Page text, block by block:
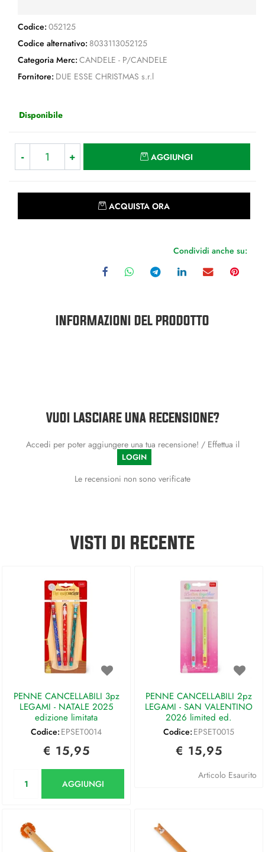
Codice: 052125
Codice alternativo: 8033113052125
Categoria Merc: CANDELE - P/CANDELE
Fornitore: DUE ESSE CHRISTMAS s.r.l
Disponibile
AGGIUNGI
ACQUISTA ORA
Condividi anche su:
INFORMAZIONI DEL PRODOTTO
VUOI LASCIARE UNA RECENSIONE?
Accedi per poter aggiungere una tua recensione! / Effettua il
LOGIN
Le recensioni non sono verificate
VISTI DI RECENTE
PENNE CANCELLABILI 3pz
LEGAMI - NATALE 2025
edizione limitata
Codice: EPSET0014
€ 15,95
AGGIUNGI
PENNE CANCELLABILI 2pz
LEGAMI - SAN VALENTINO
2026 limited ed.
Codice: EPSET0015
€ 15,95
Articolo Esaurito